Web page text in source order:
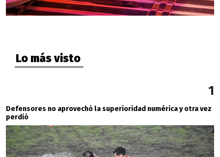
Lo más visto
1
Defensores no aprovechó la superioridad numérica y otra vez
perdió